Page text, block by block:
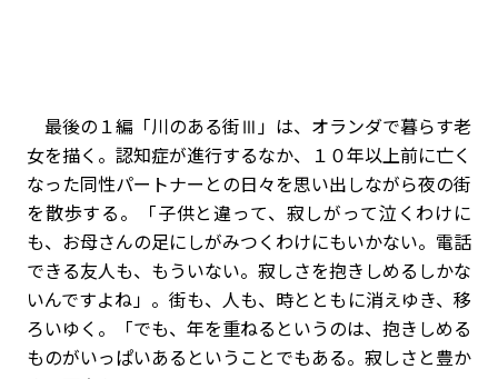
最後の１編「川のある街Ⅲ」は、オランダで暮らす老
女を描く。認知症が進行するなか、１０年以上前に亡く
なった同性パートナーとの日々を思い出しながら夜の街
を散歩する。「子供と違って、寂しがって泣くわけに
も、お母さんの足にしがみつくわけにもいかない。電話
できる友人も、もういない。寂しさを抱きしめるしかな
いんですよね」。街も、人も、時とともに消えゆき、移
ろいゆく。「でも、年を重ねるというのは、抱きしめる
ものがいっぱいあるということでもある。寂しさと豊か